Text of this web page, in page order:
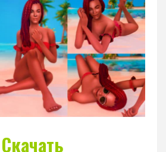
Скачать